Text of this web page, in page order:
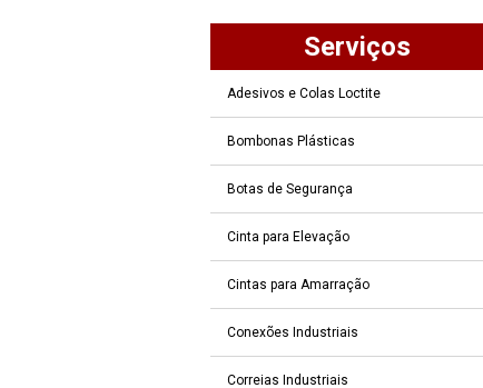
Serviços
Adesivos e Colas Loctite
Bombonas Plásticas
Botas de Segurança
Cinta para Elevação
Cintas para Amarração
Conexões Industriais
Correias Industriais